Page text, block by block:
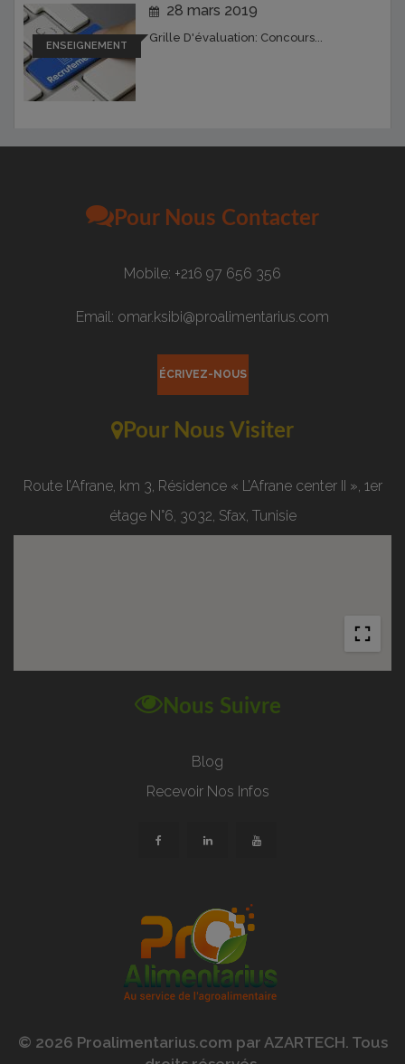
ENSEIGNEMENT
28 mars 2019
Grille D'évaluation: Concours...
Pour Nous Contacter
Mobile: +216 97 656 356
Email: omar.ksibi@proalimentarius.com
ÉCRIVEZ-NOUS
Pour Nous Visiter
Route l’Afrane, km 3, Résidence « L’Afrane center II », 1er
étage N°6, 3032, Sfax, Tunisie
Nous Suivre
Blog
Recevoir Nos Infos
© 2026 Proalimentarius.com par AZARTECH. Tous